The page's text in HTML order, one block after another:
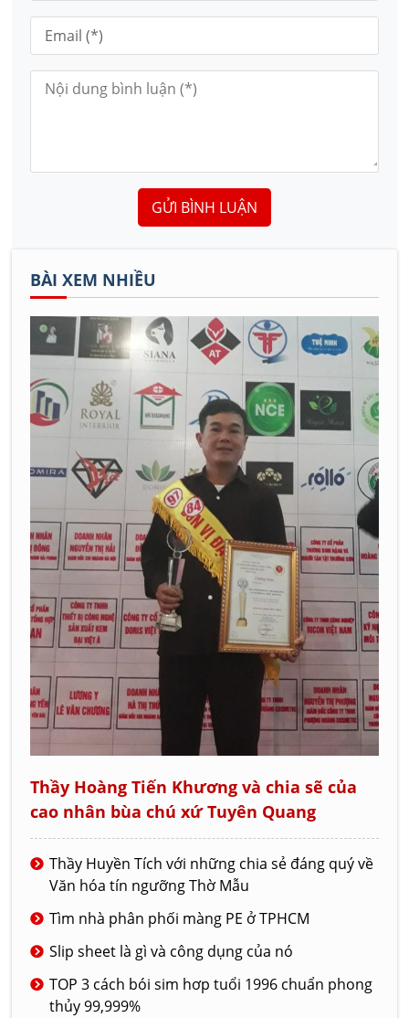
GỬI BÌNH LUẬN
BÀI XEM NHIỀU
Thầy Hoàng Tiến Khương và chia sẽ của
cao nhân bùa chú xứ Tuyên Quang
Thầy Huyền Tích với những chia sẻ đáng quý về
Văn hóa tín ngưỡng Thờ Mẫu
Tìm nhà phân phối màng PE ở TPHCM
Slip sheet là gì và công dụng của nó
TOP 3 cách bói sim hơp tuổi 1996 chuẩn phong
thủy 99,999%